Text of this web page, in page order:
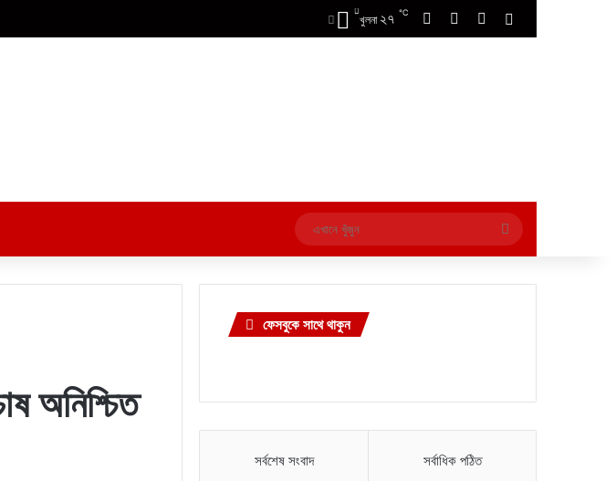
খুলনা ২৭ ℃ Facebook YouTube
এখানে
খুঁজুন
অনিশ্চিত
ফেসবুকে সাথে থাকুন
সর্বশেষ সংবাদ সর্বাধিক পঠিত